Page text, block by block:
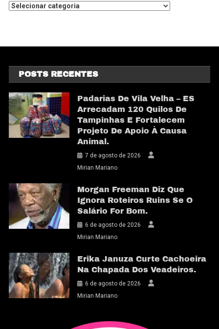
POSTS RECENTES
Padarias De Vila Velha – ES
Arrecadam 120 Quilos De
Tampinhas E Fortalecem
Projeto De Apoio À Causa
Animal.
7 de agosto de 2026
Mirian Mariano
Morgan Freeman Diz Que
Ignora Roteiros Ruins Se O
Salário For Bom.
6 de agosto de 2026
Mirian Mariano
Erika Januza Curte Cachoeira
Na Chapada Dos Veadeiros.
6 de agosto de 2026
Mirian Mariano